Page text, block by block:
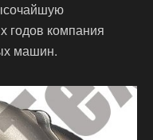
годов компания
машин.